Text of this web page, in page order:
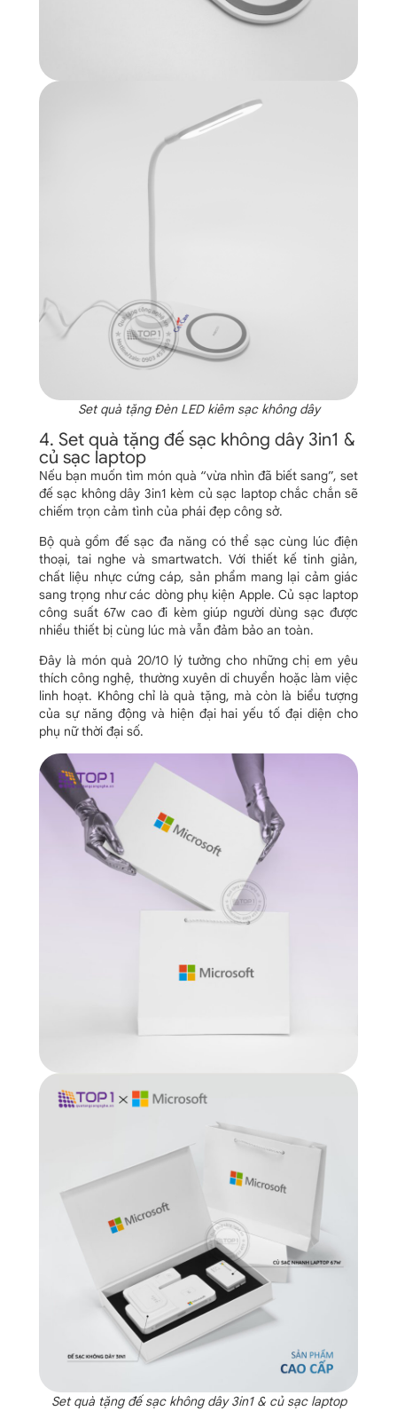
Set quà tặng Đèn LED kiêm sạc không dây
4. Set quà tặng đế sạc không dây 3in1 &
củ sạc laptop
Nếu bạn muốn tìm món quà “vừa nhìn đã biết sang”, set
đế sạc không dây 3in1 kèm củ sạc laptop chắc chắn sẽ
chiếm trọn cảm tình của phái đẹp công sở.
Bộ quà gồm đế sạc đa năng có thể sạc cùng lúc điện
thoại, tai nghe và smartwatch. Với thiết kế tinh giản,
chất liệu nhực cứng cáp, sản phẩm mang lại cảm giác
sang trọng như các dòng phụ kiện Apple. Củ sạc laptop
công suất 67w cao đi kèm giúp người dùng sạc được
nhiều thiết bị cùng lúc mà vẫn đảm bảo an toàn.
Đây là món quà 20/10 lý tưởng cho những chị em yêu
thích công nghệ, thường xuyên di chuyển hoặc làm việc
linh hoạt. Không chỉ là quà tặng, mà còn là biểu tượng
của sự năng động và hiện đại hai yếu tố đại diện cho
phụ nữ thời đại số.
Set quà tặng đế sạc không dây 3in1 & củ sạc laptop